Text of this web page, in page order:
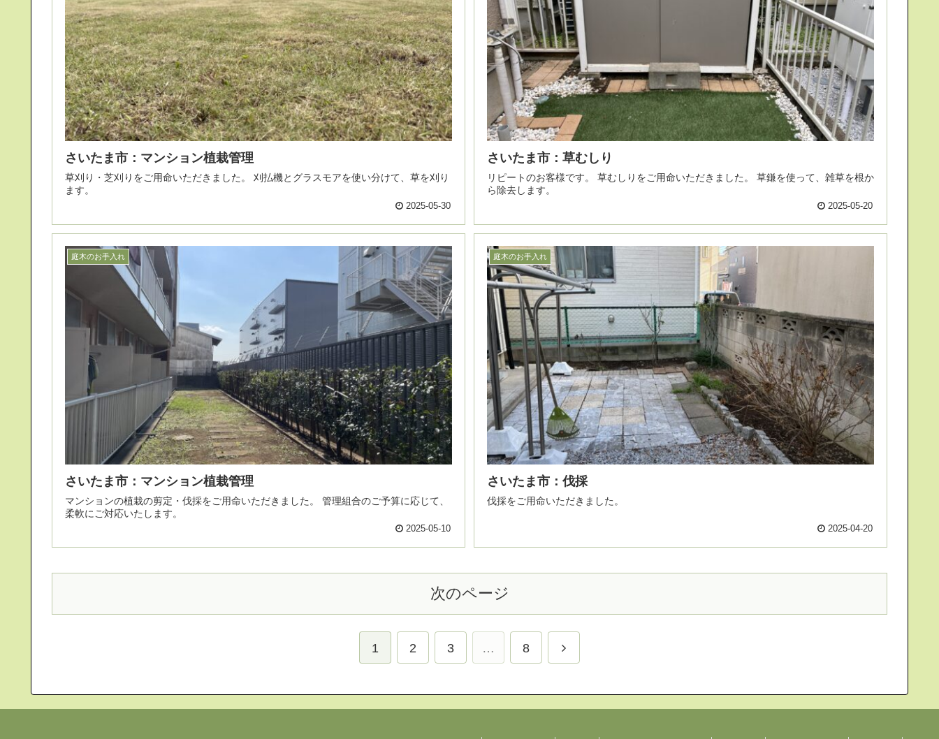
さいたま市：マンション植栽管理
草刈り・芝刈りをご用命いただきました。 刈払機とグラスモアを使い分けて、草を刈り
ます。
2025-05-30
さいたま市：草むしり
リピートのお客様です。 草むしりをご用命いただきました。 草鎌を使って、雑草を根か
ら除去します。
2025-05-20
庭木のお手入れ
さいたま市：マンション植栽管理
マンションの植栽の剪定・伐採をご用命いただきました。 管理組合のご予算に応じて、
柔軟にご対応いたします。
2025-05-10
庭木のお手入れ
さいたま市：伐採
伐採をご用命いただきました。
2025-04-20
次のページ
1 2 3 … 8